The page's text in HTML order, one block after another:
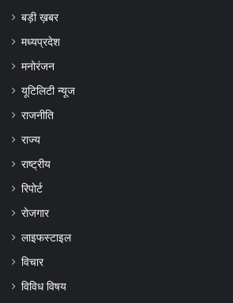
बड़ी ख़बर
मध्यप्रदेश
मनोरंजन
यूटिलिटी न्यूज
राजनीति
राज्य
राष्ट्रीय
रिपोर्ट
रोजगार
लाइफस्टाइल
विचार
विविध विषय